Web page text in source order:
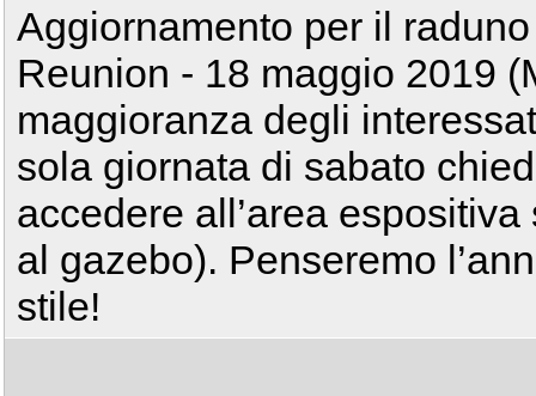
Aggiornamento per il
Reunion - 18 maggio 2019
maggioranza degli
sola giornata di sabato
accedere all’area
al gazebo). Penseremo
stile!